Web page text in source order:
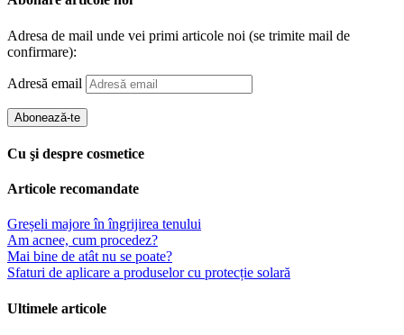
Adresa de mail unde vei primi articole noi (se trimite mail de
confirmare):
Adresă email
Abonează-te
Cu şi despre cosmetice
Articole recomandate
Greșeli majore în îngrijirea tenului
Am acnee, cum procedez?
Mai bine de atât nu se poate?
Sfaturi de aplicare a produselor cu protecție solară
Ultimele articole